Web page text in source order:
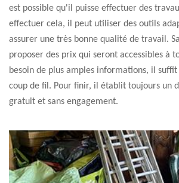
est possible qu'il puisse effectuer des
effectuer cela, il peut utiliser des outils
assurer une très bonne qualité de travail.
proposer des prix qui seront accessibles à
besoin de plus amples informations, il
coup de fil. Pour finir, il établit toujours un
gratuit et sans engagement.